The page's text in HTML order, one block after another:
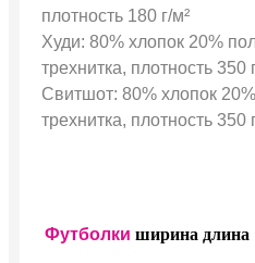
плотность 180 г/м²
Худи: 80% хлопок 20%
трехнитка, плотность 350
Свитшот: 80% хлопок
трехнитка, плотность 350
Футболки ширина длина